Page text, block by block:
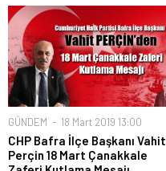
GÜNDEM 18 Mart 2019 13:00
CHP Bafra İlçe Başkanı Vahit
Perçin 18 Mart Çanakkale